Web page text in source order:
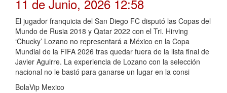
11 de Junio, 2026 12:58
El jugador franquicia del San Diego FC disputó las Copas del
Mundo de Rusia 2018 y Qatar 2022 con el Tri. Hirving
‘Chucky’ Lozano no representará a México en la Copa
Mundial de la FIFA 2026 tras quedar fuera de la lista final de
Javier Aguirre. La experiencia de Lozano con la selección
nacional no le bastó para ganarse un lugar en la consi
BolaVip Mexico